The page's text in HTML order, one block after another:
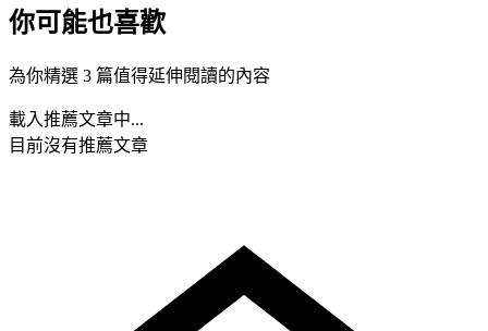
你可能也喜歡
為你精選 3 篇值得延伸閱讀的內容
載入推薦文章中...
目前沒有推薦文章